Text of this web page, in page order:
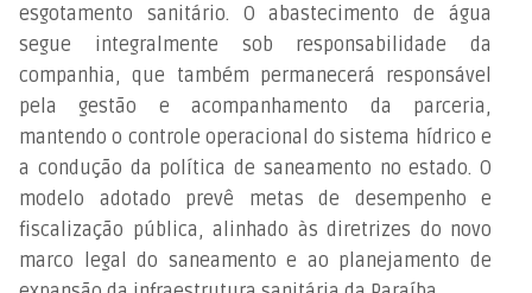
esgotamento sanitário. O abastecimento de água
segue integralmente sob responsabilidade da
companhia, que também permanecerá responsável
pela gestão e acompanhamento da parceria,
mantendo o controle operacional do sistema hídrico e
a condução da política de saneamento no estado. O
modelo adotado prevê metas de desempenho e
fiscalização pública, alinhado às diretrizes do novo
marco legal do saneamento e ao planejamento de